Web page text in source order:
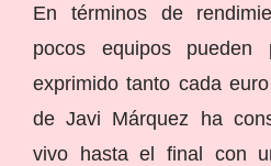
En términos de
pocos equipos pueden
exprimido tanto cada
de Javi Márquez ha
vivo hasta el final con